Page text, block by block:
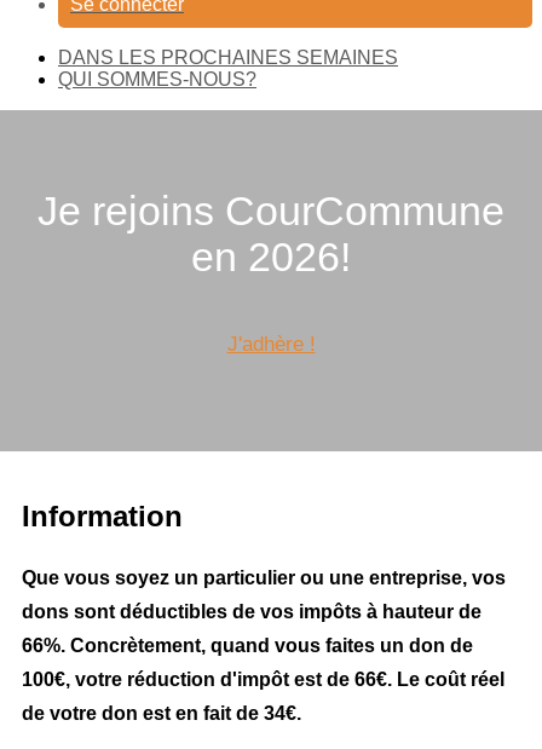
Se connecter
DANS LES PROCHAINES SEMAINES
QUI SOMMES-NOUS?
Je rejoins CourCommune
en 2026!
J'adhère !
Information
Que vous soyez un particulier ou une entreprise, vos
dons sont déductibles de vos impôts à hauteur de
66%. Concrètement, quand vous faites un don de
100€, votre réduction d'impôt est de 66€. Le coût réel
de votre don est en fait de 34€.